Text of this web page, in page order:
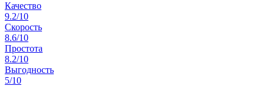
Качество
9.2/10
Скорость
8.6/10
Простота
8.2/10
Выгодность
5/10